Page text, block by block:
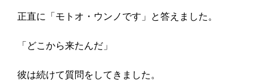
正直に「モトオ・ウンノです」と答えました。
「どこから来たんだ」
彼は続けて質問をしてきました。